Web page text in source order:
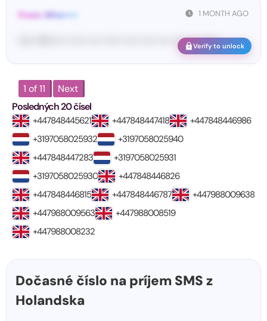
1 MONTH AGO
From: Wha•••••
Yo•• Wh••••• •••••• •••• •••••• ••••• ••••• •••• •••• •••• ••••••Verify to unlock
1 of 11
Next
Posledných 20 čísel
+447848445621 +447848447418
+447848446986
+3197058025932
+3197058025940
+447848447283
+3197058025931
+3197058025930
+447848446826
+447848446815
+447848446787
+447988009638
+447988009563
+447988008519
+447988008232
Dočasné číslo na príjem SMS z
Holandska